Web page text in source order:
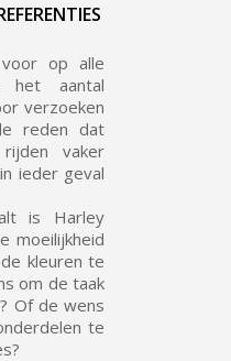
op alle
het aantal
verzoeken
reden dat
vaker
ieder geval
is Harley
moeilijkheid
kleuren te
om de taak
Of de wens
te